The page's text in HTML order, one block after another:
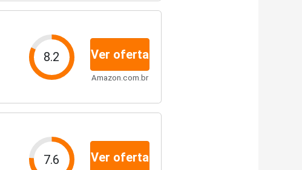
8.2 Ver oferta
Amazon.com.br
7.6 Ver oferta